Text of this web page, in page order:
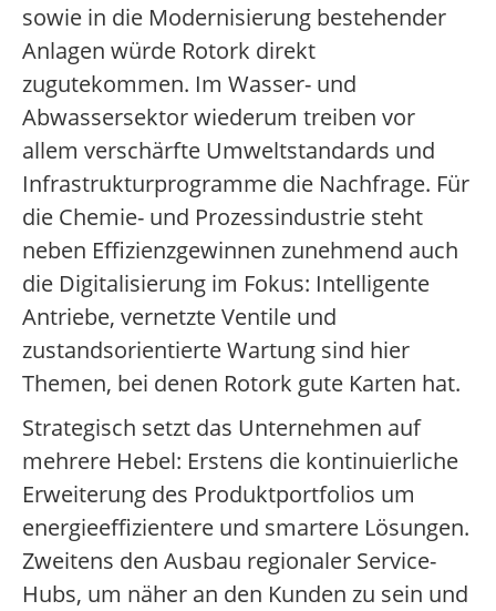
sowie in die Modernisierung bestehender
Anlagen würde Rotork direkt
zugutekommen. Im Wasser- und
Abwassersektor wiederum treiben vor
allem verschärfte Umweltstandards und
Infrastrukturprogramme die Nachfrage. Für
die Chemie- und Prozessindustrie steht
neben Effizienzgewinnen zunehmend auch
die Digitalisierung im Fokus: Intelligente
Antriebe, vernetzte Ventile und
zustandsorientierte Wartung sind hier
Themen, bei denen Rotork gute Karten hat.
Strategisch setzt das Unternehmen auf
mehrere Hebel: Erstens die kontinuierliche
Erweiterung des Produktportfolios um
energieeffizientere und smartere Lösungen.
Zweitens den Ausbau regionaler Service-
Hubs, um näher an den Kunden zu sein und